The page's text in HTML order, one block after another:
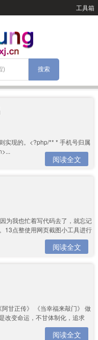
工具箱
实现的。<?php/** * 手机号归属
阅读全文
为我也忙着写代码去了，就忘记
13点整使用网页截图小工具进行
阅读全文
甘正传》 《当幸福来敲门》 做
改变命运，不甘体制化，追求
阅读全文